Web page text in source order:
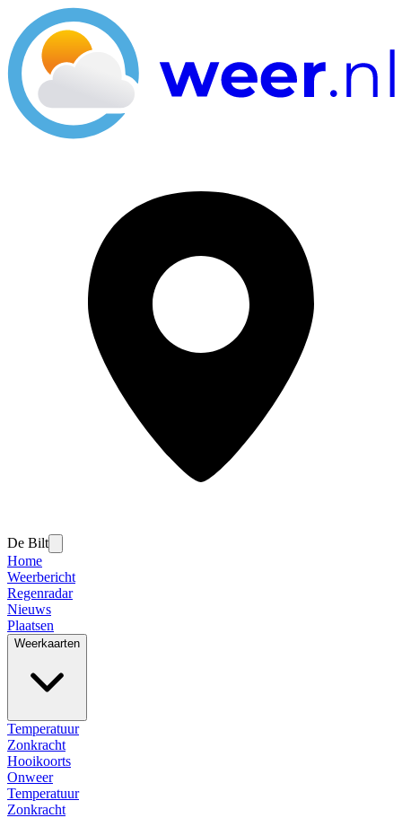
De Bilt
Home
Weerbericht
Regenradar
Nieuws
Plaatsen
Weerkaarten
Temperatuur
Zonkracht
Hooikoorts
Onweer
Temperatuur
Zonkracht